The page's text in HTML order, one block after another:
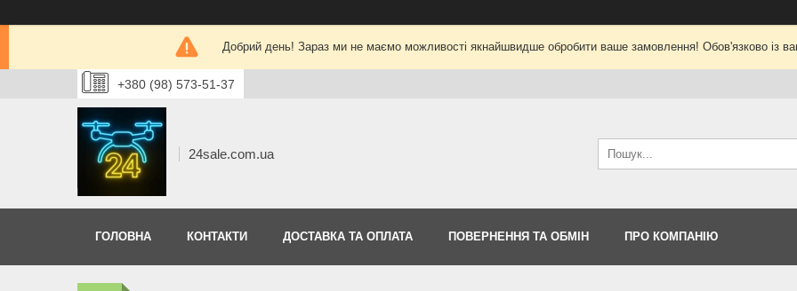
Добрий день! Зараз ми не маємо можливості якнайшвидше обробити ваше замовлення! Обов'язково із
+380 (98) 573-51-37
24sale.com.ua
ГОЛОВНА КОНТАКТИ ДОСТАВКА ТА ОПЛАТА ПОВЕРНЕННЯ ТА ОБМІН ПРО КОМПАНІЮ